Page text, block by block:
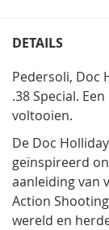
DETAILS
Pedersoli, Doc
.38 Special.
voltooien.
De Doc
geïnspireerd
aanleiding van
Action
wereld en